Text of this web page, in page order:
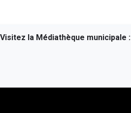
Visitez la Médiathèque municipale :